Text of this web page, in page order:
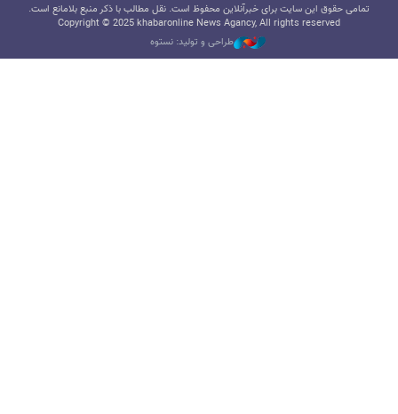
تمامی حقوق این سایت برای خبرآنلاین محفوظ است. نقل مطالب با ذکر منبع بلامانع است.
Copyright © 2025 khabaronline News Agancy, All rights reserved
طراحی و تولید: نستوه